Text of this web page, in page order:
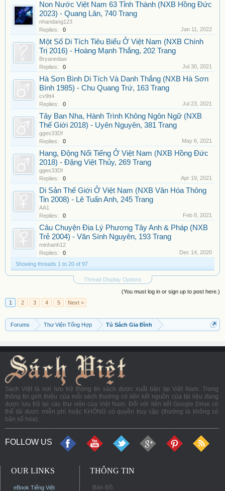
Non Nước Việt Nam 63 Tỉnh Thành (NXB Hồng Đức
2023) - Quang Lân, 740 Trang
nhandang123
Replies:
0 Jan 11, 2022
Một Số Di Tích Tiêu Biểu Ở Việt Nam (NXB Chính
Trị 2016) - Hoàng Mạnh Thắng, 202 Trang
Bryanedaw
Replies:
0 Jul 30, 2021
Hà Sơn Bình Di Tích Và Danh Thắng (NXB Hà Sơn
Bình 1985) - Chu Quang Trứ, 163 Trang
cv9tt4
Replies:
0 Jul 23, 2021
Tây Ban Nha, Hành Trình Không Ngôn Ngữ (NXB
Thế Giới 2018) - Uyên Nguyên, 381 Trang
gges33Df
Replies:
0 May 6, 2021
Hang, Động Nổi Tiếng Ở Việt Nam (NXB Hồng Đức
2018) - Đặng Việt Thủy, 269 Trang
gges33Df
Replies:
0 Apr 19, 2021
Di Sản Thế Giới Ở Việt Nam (NXB Văn Hóa Thông
Tin 2008) - Lê Tuấn Anh, 245 Trang
AA1
Replies:
0 Feb 8, 2021
Câu Chuyện Địa Lý Phương Tây Anh & Pháp (NXB
Trẻ 2004) - Văn Sính Nguyên, 193 Trang
minhanh12
Replies:
0
Dec 14, 2020
Showing threads 1 to 20 of 97
Thread Display Options
(You must log in or sign up to post here.)
1
2 3 4 5 Next >
Forums Thư Viện Tổng Hợp Tủ Sách Gia Đình
Sách Việt là nơi lưu trữ thông tin sách được xuất bản tại Việt Nam. Trong
thông tin giới thiệu của mỗi sách thường có liên kết nguồn của tài liệu đang
được lưu trữ tại các thư viện của Việt Nam. Đối với liên kết Google Drive có
thể tải được miễn phí hoặc KHÔNG có quyền truy cập (thường là không có
bản số hóa).
FOLLOW US
OUR LINKS
eBook Tiếng Việt
THÔNG TIN
Bản Đồ